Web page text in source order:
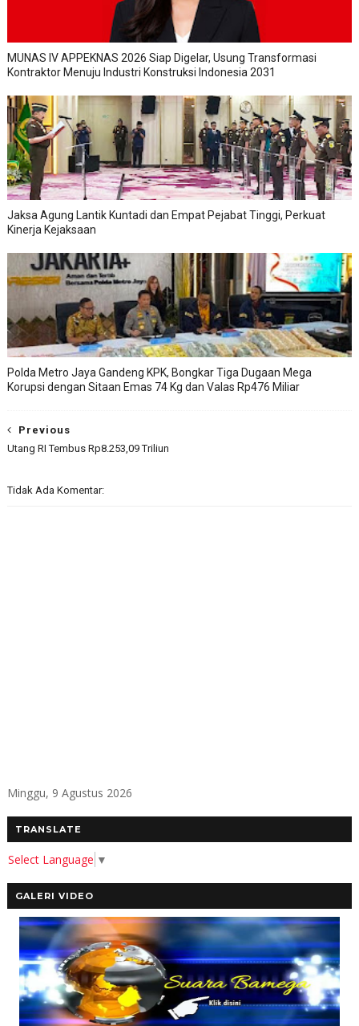
MUNAS IV APPEKNAS 2026 Siap Digelar, Usung Transformasi
Kontraktor Menuju Industri Konstruksi Indonesia 2031
Jaksa Agung Lantik Kuntadi dan Empat Pejabat Tinggi, Perkuat
Kinerja Kejaksaan
Polda Metro Jaya Gandeng KPK, Bongkar Tiga Dugaan Mega
Korupsi dengan Sitaan Emas 74 Kg dan Valas Rp476 Miliar
Previous
Utang RI Tembus Rp8.253,09 Triliun
Tidak Ada Komentar:
Minggu, 9 Agustus 2026
TRANSLATE
Select Language ▼
GALERI VIDEO